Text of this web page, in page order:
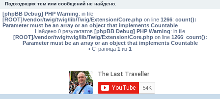
Подходящих тем или сообщений не найдено.
[phpBB Debug] PHP Warning: in file
[ROOT]/vendor/twig/twig/lib/Twig/Extension/Core.php on line 1266: count():
Parameter must be an array or an object that implements Countable
Найдено 0 результатов [phpBB Debug] PHP Warning: in file
[ROOT]/vendor/twig/twig/lib/Twig/Extension/Core.phpon line 1266: count():
Parameter must be an array or an object that implements Countable
• Страница 1 из 1